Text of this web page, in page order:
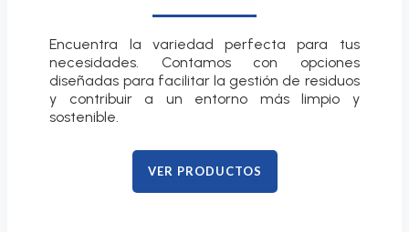
Encuentra la variedad perfecta para tus
necesidades. Contamos con opciones
diseñadas para facilitar la gestión de residuos
y contribuir a un entorno más limpio y
sostenible.
VER PRODUCTOS